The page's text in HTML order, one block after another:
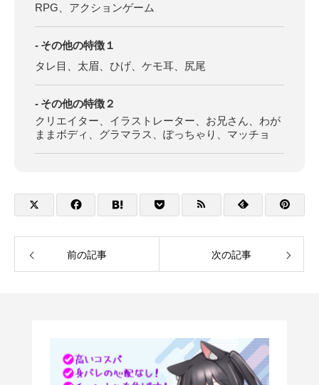
RPG、アクションゲーム
その他の特徴１
タレ目、太眉、ひげ、ケモ耳、尻尾
その他の特徴２
クリエイター、イラストレーター、お兄さん、わが
ままボディ、グラマラス、ぽっちゃり、マッチョ
前の記事 次の記事